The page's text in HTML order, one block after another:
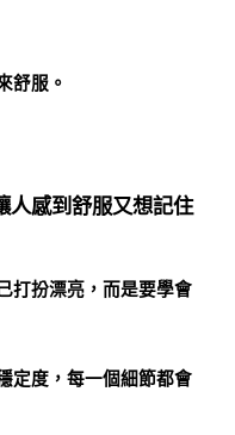
舒服。
人感到舒服又想記住
打扮漂亮，而是要學會
定度，每一個細節都會